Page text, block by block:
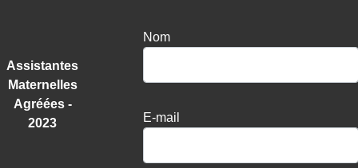
Assistantes
Maternelles
Agréées -
2023
Nom
E-mail